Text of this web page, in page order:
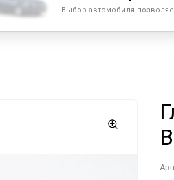
Выбор автомобиля